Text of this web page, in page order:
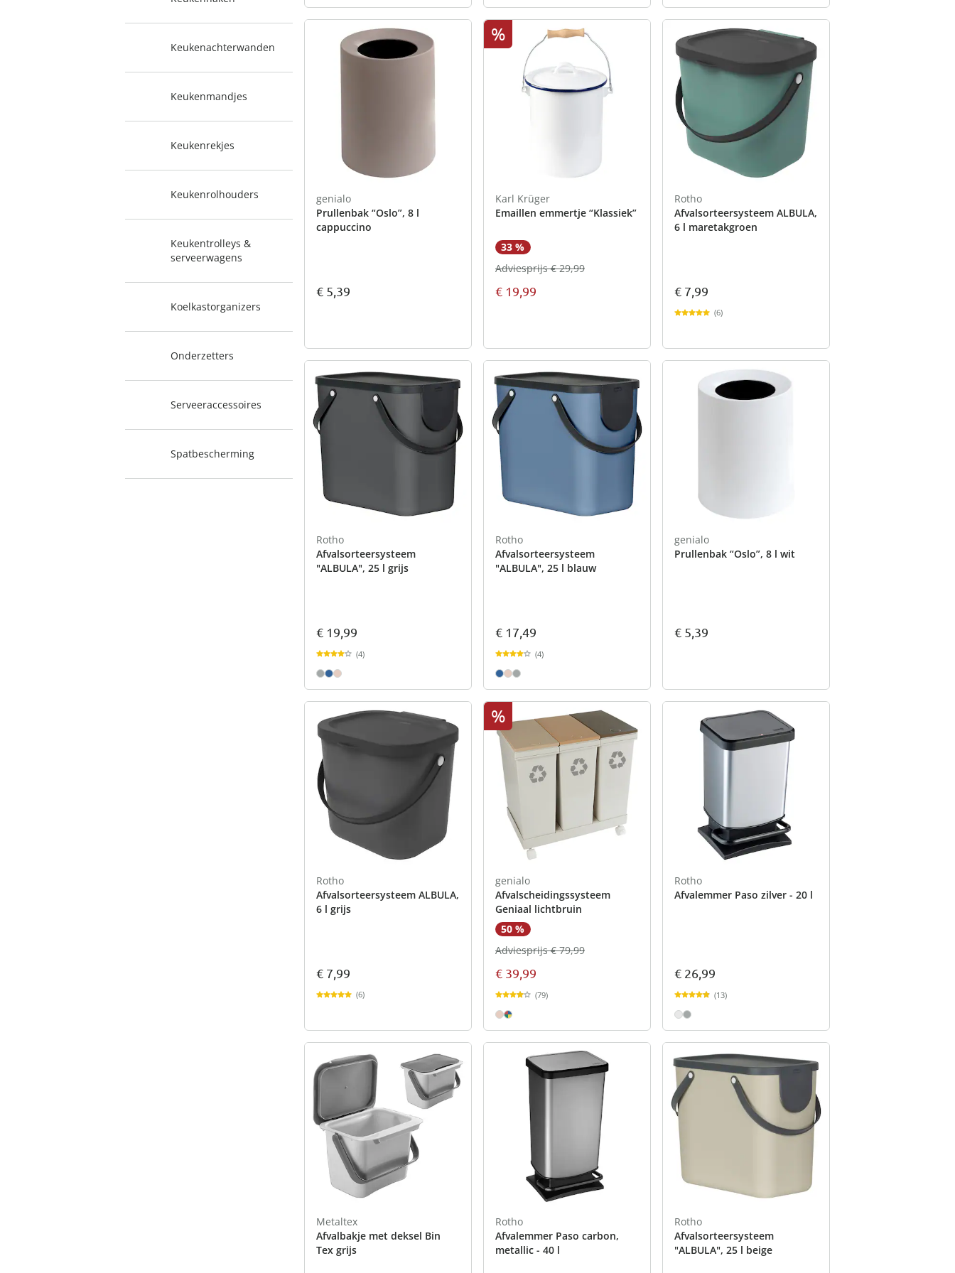
Keukenachterwanden
Keukenmandjes
Keukenrekjes
Keukenrolhouders
Keukentrolleys &
serveerwagens
Koelkastorganizers
Onderzetters
Serveeraccessoires
Spatbescherming
genialo
Prullenbak “Oslo”, 8 l
cappuccino
€ 5,39
%
Karl Krüger
Emaillen emmertje “Klassiek”
33 %
€ 19,99
Adviesprijs € 29,99
Rotho
Afvalsorteersysteem ALBULA,
6 l maretakgroen
€ 7,99
(6)
Rotho
Afvalsorteersysteem
"ALBULA", 25 l grijs
€ 19,99
(4)
Rotho
Afvalsorteersysteem
"ALBULA", 25 l blauw
€ 17,49
(4)
genialo
Prullenbak “Oslo”, 8 l wit
€ 5,39
Rotho
Afvalsorteersysteem ALBULA,
6 l grijs
€ 7,99
(6)
%
genialo
Afvalscheidingssysteem
Geniaal lichtbruin
50 %
€ 39,99
Adviesprijs € 79,99
(79)
Rotho
Afvalemmer Paso zilver - 20 l
€ 26,99
(13)
Metaltex
Afvalbakje met deksel Bin
Tex grijs
Rotho
Afvalemmer Paso carbon,
metallic - 40 l
Rotho
Afvalsorteersysteem
"ALBULA", 25 l beige